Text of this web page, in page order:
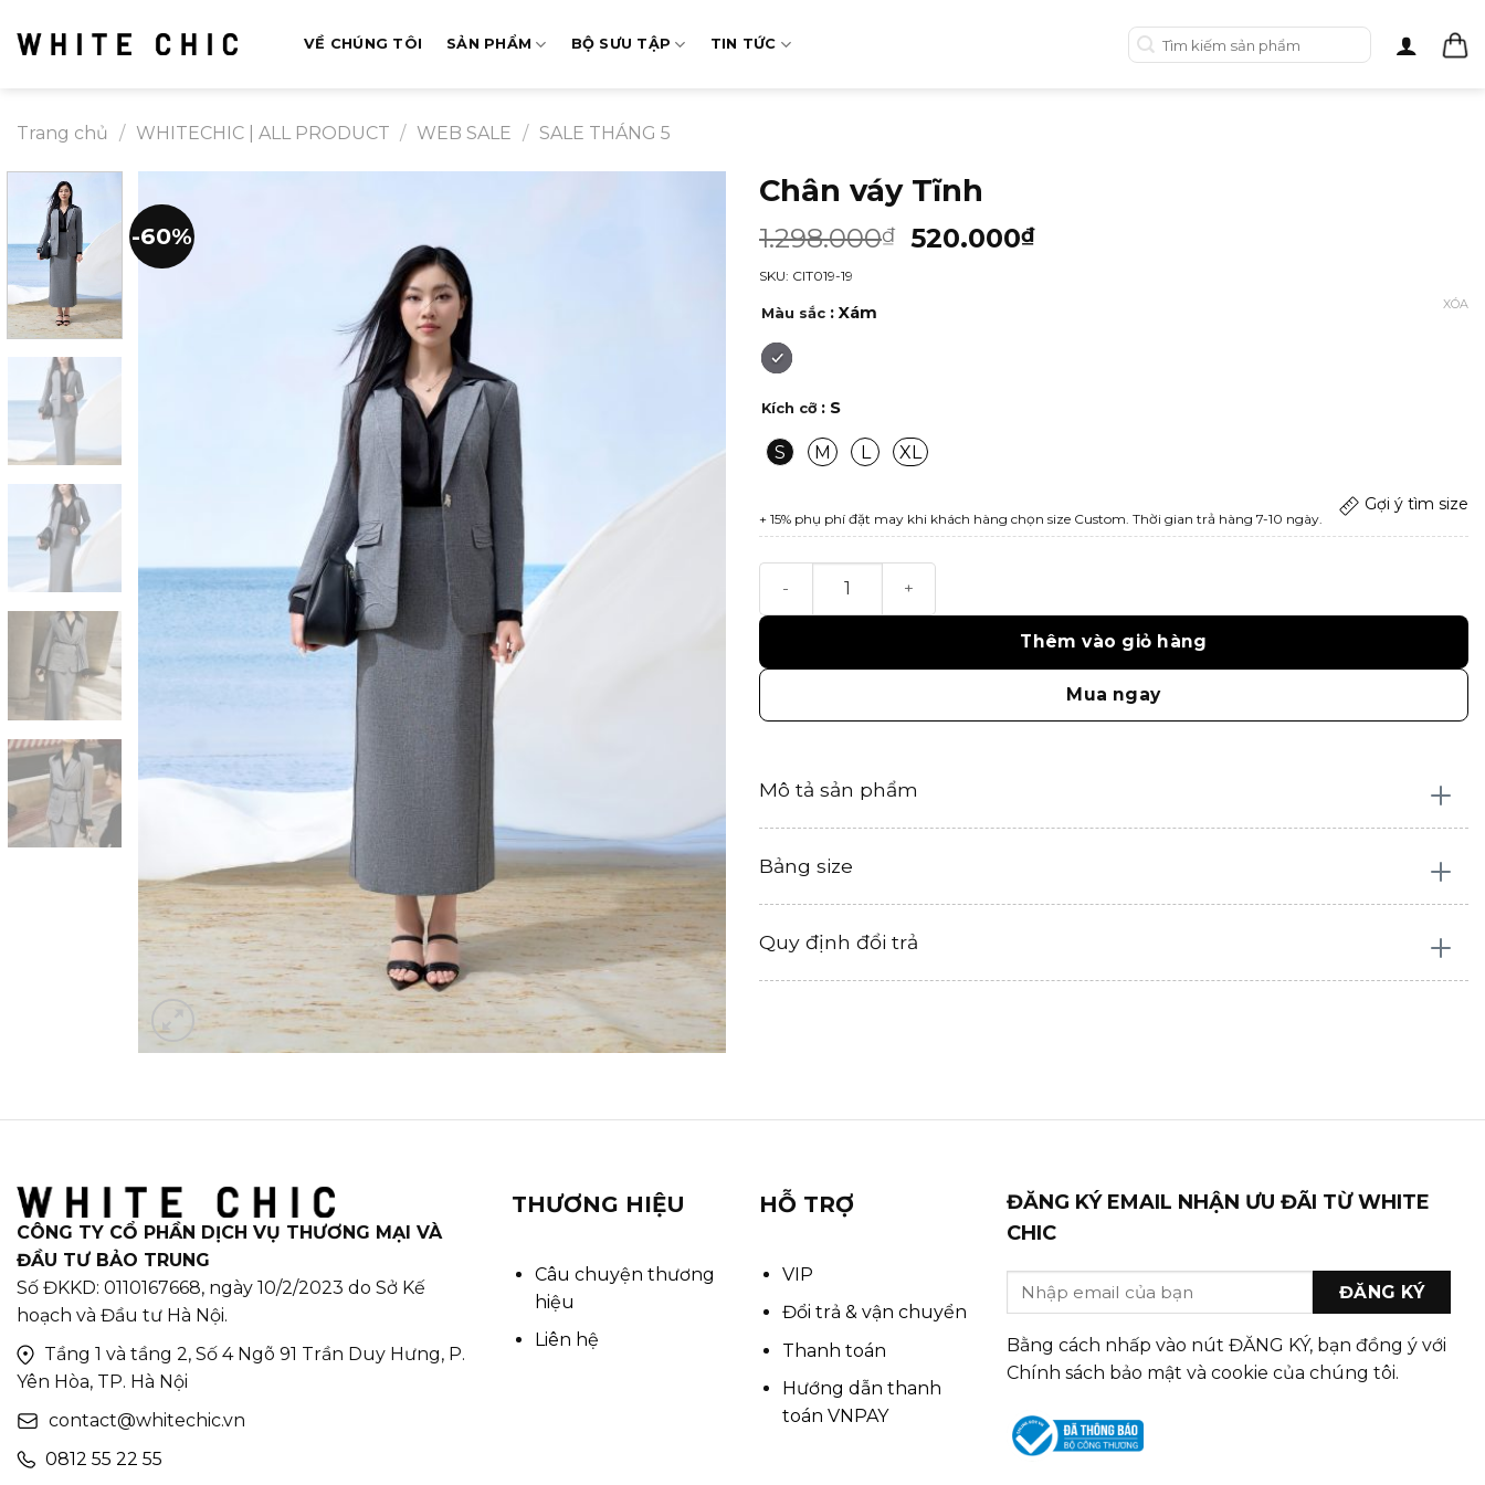
qua
VỀ CHÚNG TÔI SẢN PHẨM BỘ SƯU TẬP TIN TỨC
Tìm
kiếm:
Trang chủ / WHITECHIC | ALL PRODUCT / WEB SALE / SALE THÁNG 5
-60%
Chân váy Tĩnh
1.298.000₫ 520.000₫
SKU: CIT019-19
Màu sắc : Xám
Kích cỡ : S
S M L XL
XÓA
+ 15% phụ phí đặt may khi khách hàng chọn size Custom. Thời gian trả hàng 7-10 ngày.
Gợi ý tìm size
Thêm vào giỏ hàng
Mua ngay
Mô tả sản phẩm
Bảng size
Quy định đổi trả
CÔNG TY CỔ PHẦN DỊCH VỤ THƯƠNG MẠI VÀ
ĐẦU TƯ BẢO TRUNG
Số ĐKKD: 0110167668, ngày 10/2/2023 do Sở Kế
hoạch và Đầu tư Hà Nội.
Tầng 1 và tầng 2, Số 4 Ngõ 91 Trần Duy Hưng, P.
Yên Hòa, TP. Hà Nội
contact@whitechic.vn
0812 55 22 55
THƯƠNG HIỆU
Câu chuyện thương
hiệu
Liên hệ
HỖ TRỢ
VIP
Đổi trả & vận chuyển
Thanh toán
Hướng dẫn thanh
toán VNPAY
ĐĂNG KÝ EMAIL NHẬN ƯU ĐÃI TỪ WHITE
CHIC
Bằng cách nhấp vào nút ĐĂNG KÝ, bạn đồng ý với
Chính sách bảo mật và cookie của chúng tôi.